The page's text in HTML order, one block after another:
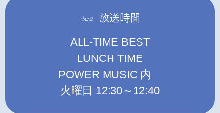
ALL-TIME BEST
LUNCH TIME
POWER MUSIC 内
火曜日 12:30～12:40